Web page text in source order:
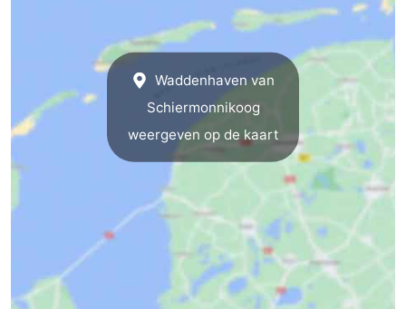
Waddenhaven van
Schiermonnikoog
weergeven op de kaart